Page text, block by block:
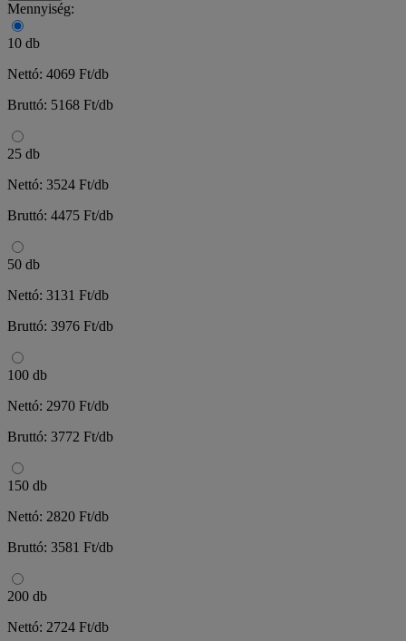
Mennyiség:
10 db
Nettó: 4069 Ft/db
Bruttó: 5168 Ft/db
25 db
Nettó: 3524 Ft/db
Bruttó: 4475 Ft/db
50 db
Nettó: 3131 Ft/db
Bruttó: 3976 Ft/db
100 db
Nettó: 2970 Ft/db
Bruttó: 3772 Ft/db
150 db
Nettó: 2820 Ft/db
Bruttó: 3581 Ft/db
200 db
Nettó: 2724 Ft/db